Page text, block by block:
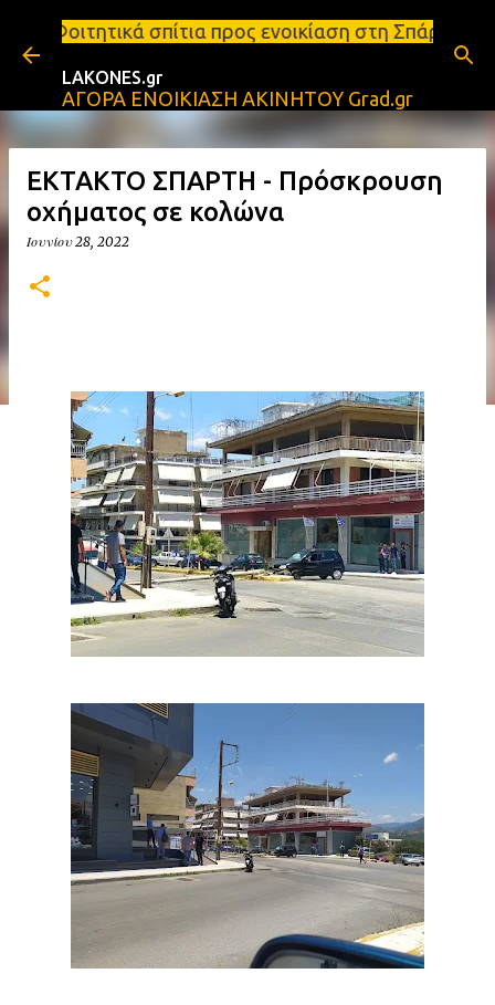
Μετάβαση στο κύριο περιεχόμενο
προς ενοικίαση στη Σπάρτη Ενοικιάσεις
LAKONES.gr
ΑΓΟΡΑ ΕΝΟΙΚΙΑΣΗ ΑΚΙΝΗΤΟΥ Grad.gr
ΕΚΤΑΚΤΟ ΣΠΑΡΤΗ - Πρόσκρουση
οχήματος σε κολώνα
Ιουνίου 28, 2022